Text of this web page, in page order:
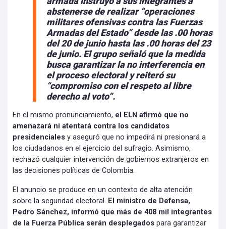
abstenerse de realizar “operaciones
militares ofensivas contra las Fuerzas
Armadas del Estado” desde las .00 horas
del 20 de junio hasta las .00 horas del 23
de junio. El grupo señaló que la medida
busca garantizar la no interferencia en
el proceso electoral y reiteró su
“compromiso con el respeto al libre
derecho al voto”.
En el mismo pronunciamiento, el ELN afirmó que no
amenazará ni atentará contra los candidatos
presidenciales y aseguró que no impedirá ni presionará a
los ciudadanos en el ejercicio del sufragio. Asimismo,
rechazó cualquier intervención de gobiernos extranjeros en
las decisiones políticas de Colombia.
El anuncio se produce en un contexto de alta atención
sobre la seguridad electoral. El ministro de Defensa,
Pedro Sánchez, informó que más de 408 mil integrantes
de la Fuerza Pública serán desplegados para garantizar